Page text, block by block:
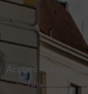
Accueil -Les
culturelle